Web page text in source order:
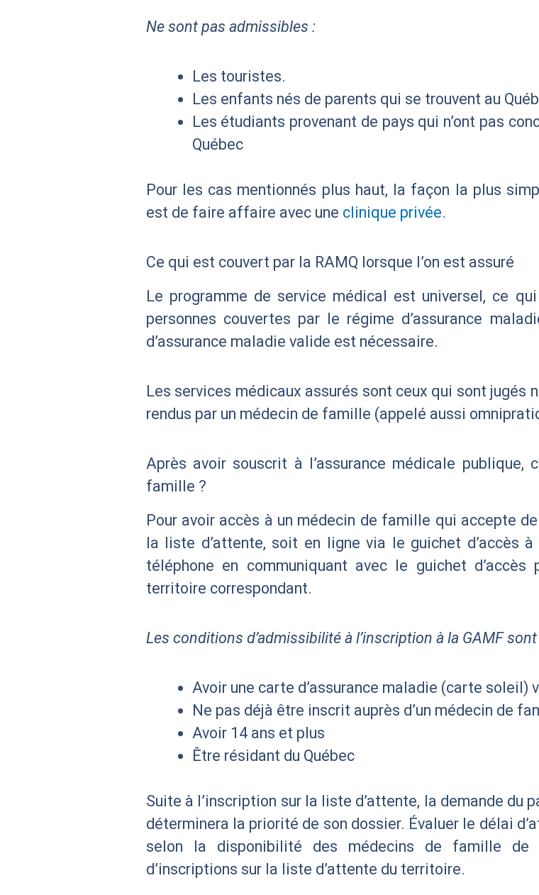
Ne sont pas admissibles :
Les touristes.
Les enfants nés de parents qui se trouvent au
Les étudiants provenant de pays qui n’ont pas
Québec
Pour les cas mentionnés plus haut, la façon la plus
est de faire affaire avec une clinique privée.
Ce qui est couvert par la RAMQ lorsque l’on est assuré
Le programme de service médical est universel, ce
personnes couvertes par le régime d’assurance
d’assurance maladie valide est nécessaire.
Les services médicaux assurés sont ceux qui sont jugés
rendus par un médecin de famille (appelé aussi
Après avoir souscrit à l’assurance médicale publique,
famille ?
Pour avoir accès à un médecin de famille qui accepte
la liste d’attente, soit en ligne via le guichet d’accès
téléphone en communiquant avec le guichet
territoire correspondant.
Les conditions d’admissibilité à l’inscription à la GAMF
Avoir une carte d’assurance maladie (carte soleil)
Ne pas déjà être inscrit auprès d’un médecin de
Avoir 14 ans et plus
Être résidant du Québec
Suite à l’inscription sur la liste d’attente, la demande du
déterminera la priorité de son dossier. Évaluer le délai
selon la disponibilité des médecins de famille de
d’inscriptions sur la liste d’attente du territoire.